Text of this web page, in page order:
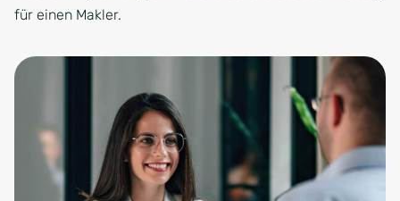
für einen Makler.